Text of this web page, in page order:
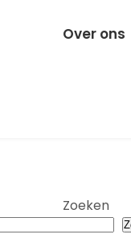
Over ons
Zoeken